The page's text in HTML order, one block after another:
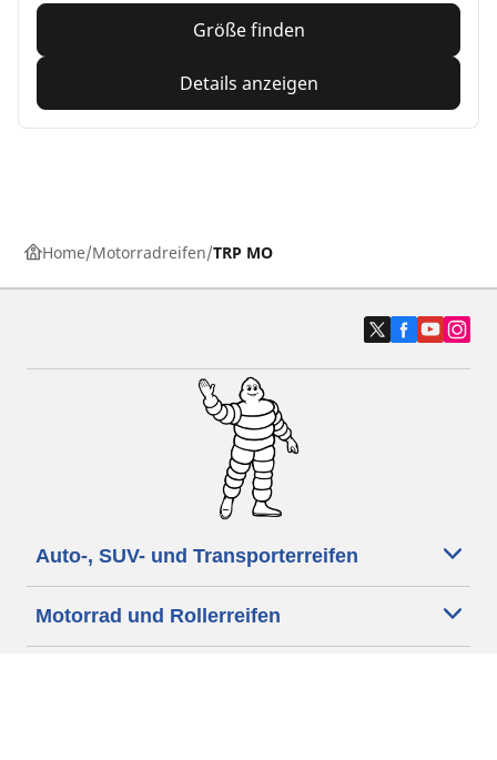
Größe finden
Details anzeigen
Home Motorradreifen TRP MO
Auto-, SUV- und Transporterreifen
Motorrad und Rollerreifen